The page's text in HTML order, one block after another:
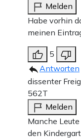
Melden
Habe vorhin
meinen
5
Antworten
dissenter
562T
Melden
Manche
den